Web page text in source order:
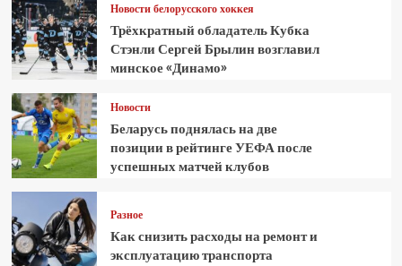
Новости белорусского хоккея
Трёхкратный обладатель Кубка
Стэнли Сергей Брылин возглавил
минское «Динамо»
Новости
Беларусь поднялась на две
позиции в рейтинге УЕФА после
успешных матчей клубов
Разное
Как снизить расходы на ремонт и
эксплуатацию транспорта